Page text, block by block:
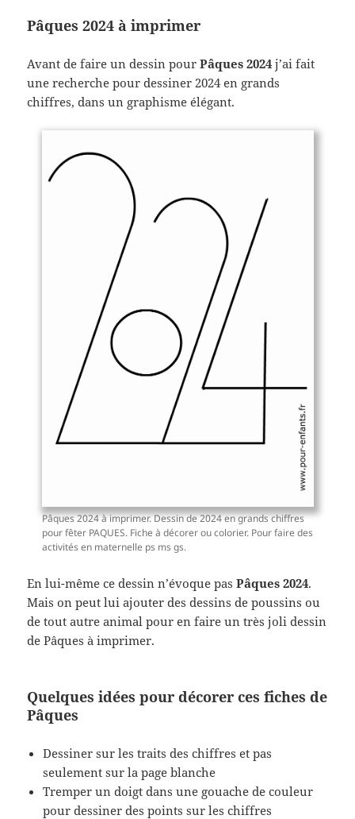
Pâques 2024 à imprimer
Avant de faire un dessin pourPâques 2024j’ai fait
une recherche pour dessiner 2024 en grands
chiffres, dans un graphisme élégant.
Pâques 2024 à imprimer. Dessin de 2024 en grands chiffres
pour fêter PAQUES. Fiche à décorer ou colorier. Pour faire des
activités en maternelle ps ms gs.
En lui-même ce dessin n’évoque pasPâques 2024.
Mais on peut lui ajouter des dessins de poussins ou
de tout autre animal pour en faire un très joli dessin
de Pâques à imprimer.
Quelques idées pour décorer ces fiches de
Pâques
Dessiner sur les traits des chiffres et pas
seulement sur la page blanche
Tremper un doigt dans une gouache de couleur
pour dessiner des points sur les chiffres